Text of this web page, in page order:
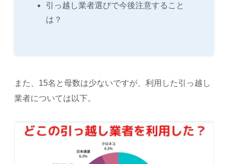
引っ越し業者選びで今後注意すること
は？
また、15名と母数は少ないですが、利用した引っ越し
業者については以下。